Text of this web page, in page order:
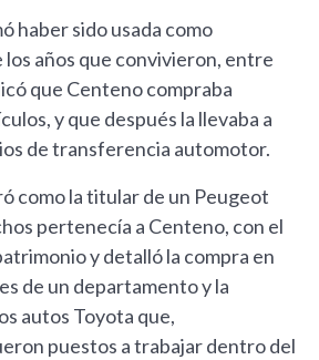
haber sido usada como
años que convivieron, entre
que Centeno compraba
y que después la llevaba a
de transferencia automotor.
como la titular de un Peugeot
pertenecía a Centeno, con el
y detalló la compra en
de un departamento y la
autos Toyota que,
puestos a trabajar dentro del